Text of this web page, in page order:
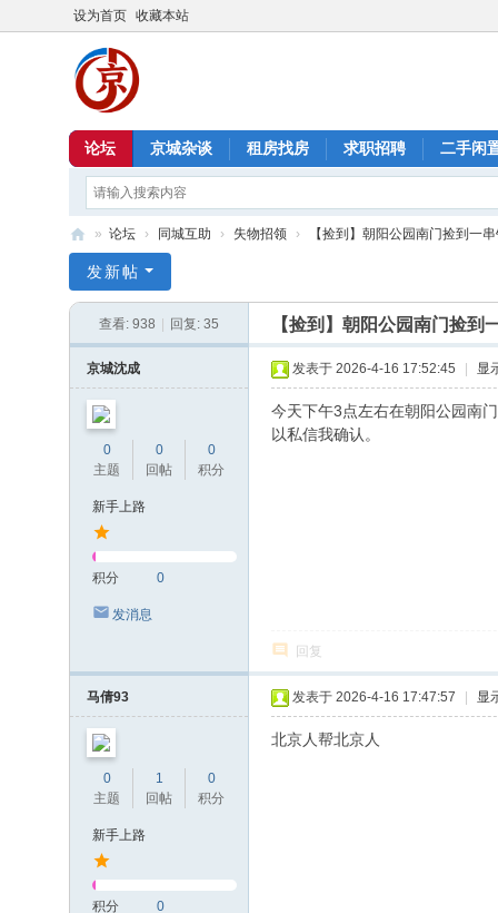
设为首页 收藏本站
论坛 京城杂谈 租房找房 求职招聘 二手闲
京
» 论坛 › 同城互助 › 失物招领 › 【捡到】朝阳公园南门捡到一
发新帖
查看: 938 回复: 35 【捡到】朝阳公园南门捡到
京城沈成
0
主题
0
回帖
0
积分
新手上路
积分 0
发消息
发表于 2026-4-16 17:52:45 显
今天下午3点左右在朝阳公园南
以私信我确认。
回复
马倩93
0
主题
1
回帖
0
积分
新手上路
积分 0
发表于 2026-4-16 17:47:57 显
北京人帮北京人